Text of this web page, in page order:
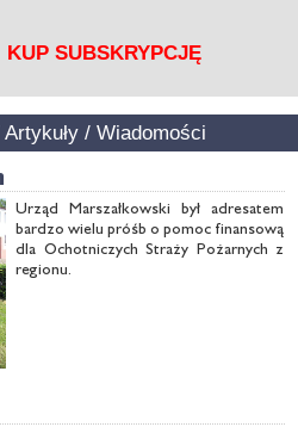
KUP SUBSKRYPCJĘ
/ Wiadomości
Urząd Mar­szał­kow­ski był ad­re­sa­tem
bar­dzo wie­lu próśb o po­moc fi­nan­so­wą
dla Ochot­ni­czych Stra­ży Po­żar­nych z
re­gio­nu.